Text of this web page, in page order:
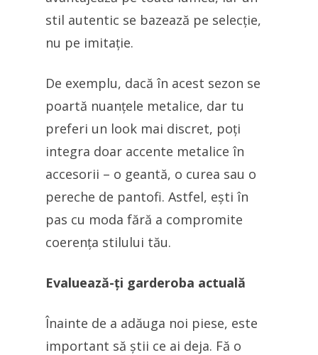
stil autentic se bazează pe selecție,
nu pe imitație.
De exemplu, dacă în acest sezon se
poartă nuanțele metalice, dar tu
preferi un look mai discret, poți
integra doar accente metalice în
accesorii – o geantă, o curea sau o
pereche de pantofi. Astfel, ești în
pas cu moda fără a compromite
coerența stilului tău.
Evaluează-ți garderoba actuală
Înainte de a adăuga noi piese, este
important să știi ce ai deja. Fă o